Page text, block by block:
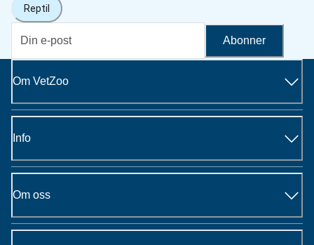
Reptil
Abonner
Om VetZoo
Info
Om oss